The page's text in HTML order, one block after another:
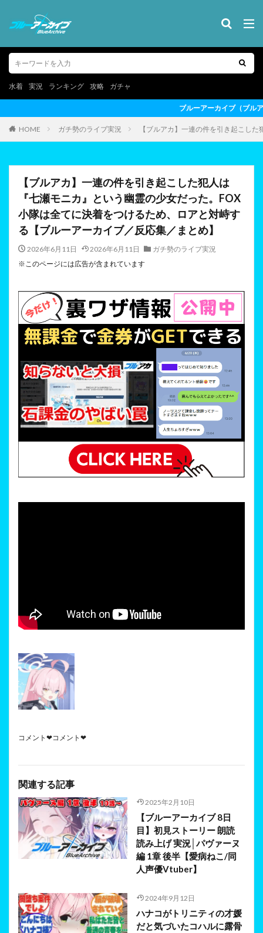
水着 実況 ランキング 攻略 ガチャ
ブルーアーカイブ（ブルアカ）の最新情報を動画形式でお届
HOME ガチ勢のライブ実況 【ブルアカ】一連の件を引き起こし
【ブルアカ】一連の件を引き起こした犯人は
『七瀬モニカ』という幽霊の少女だった。FOX
小隊は全てに決着をつけるため、ロアと対峙す
る【ブルーアーカイブ／反応集／まとめ】
2026年6月11日 2026年6月11日
ガチ勢のライブ実況
※このページには広告が含まれています
コメント❤コメント❤
関連する記事
2025年2月10日
【ブルーアーカイブ 8日
目】初見ストーリー 朗読
読み上げ 実況│パヴァーヌ
編 1章 後半【愛病ねこ/同
人声優Vtuber】
2024年9月12日
ハナコがトリニティの才媛
だと気づいたコハルに露骨